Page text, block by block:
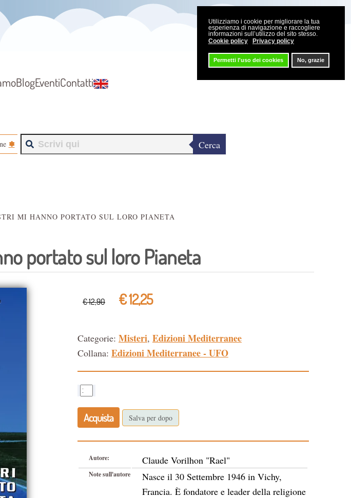
Utilizziamo i cookie per migliorare la tua
esperienza di navigazione e raccogliere
informazioni sull’utilizzo del sito stesso.
Cookie policy
Privacy policy
Permetti l'uso dei cookies No, grazie
BlogEventiContatti
✽ Cerca
MI HANNO PORTATO SUL LORO PIANETA
portato sul loro Pianeta
€ 12,90 € 12,25
Categorie: Misteri, Edizioni Mediterranee
Collana: Edizioni Mediterranee - UFO
Acquista Salva per dopo
Autore: Claude Vorilhon "Rael"
Note sull'autore
Nasce il 30 Settembre 1946 in Vichy,
Francia. È fondatore e leader della religione